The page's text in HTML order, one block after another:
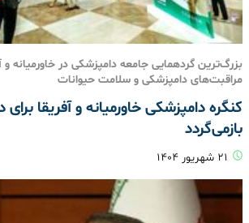
بزرگ‌ترین گردهمایی جامعه دامپزشکی در خاورمیانه و
مراقبت‌های دامپزشکی و سلامت حیوانات
کنگره دامپزشکی خاورمیانه و آفریقا
بازمی‌گردد